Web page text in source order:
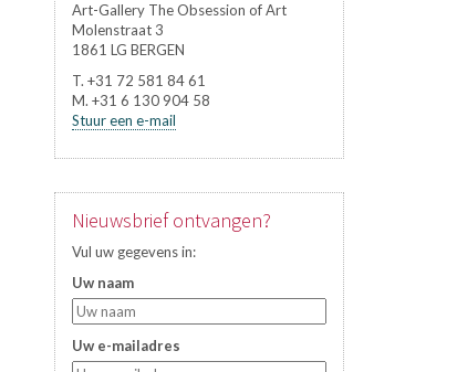
Art-Gallery The Obsession of Art
Molenstraat 3
1861 LG BERGEN
T. +31 72 581 84 61
M. +31 6 130 904 58
Stuur een e-mail
Nieuwsbrief ontvangen?
Vul uw gegevens in:
Uw naam
Uw e-mailadres